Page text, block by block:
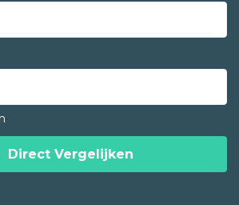
Direct Vergelijken